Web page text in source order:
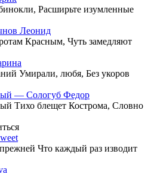
Расширьте изумленные
Леонид
Красным, Чуть замедляют
Умирали, любя, Без укоров
— Сологуб Федор
Тихо блещет Кострома, Словно
Что каждый раз изводит